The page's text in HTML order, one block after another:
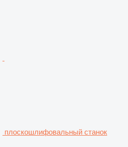
плоскошлифовальный станок